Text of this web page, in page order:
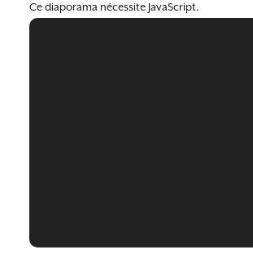
Ce diaporama nécessite JavaScript.